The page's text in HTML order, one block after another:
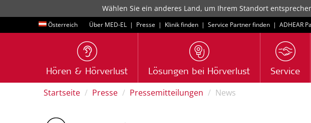
Wählen Sie ein anderes Land, um Ihrem Standort
Österreich Über MED-EL | Presse | Klinik finden | Service Partner finden | ADHEAR
Hören & Hörverlust Lösungen bei Hörverlust Service
Startseite Presse Pressemitteilungen News